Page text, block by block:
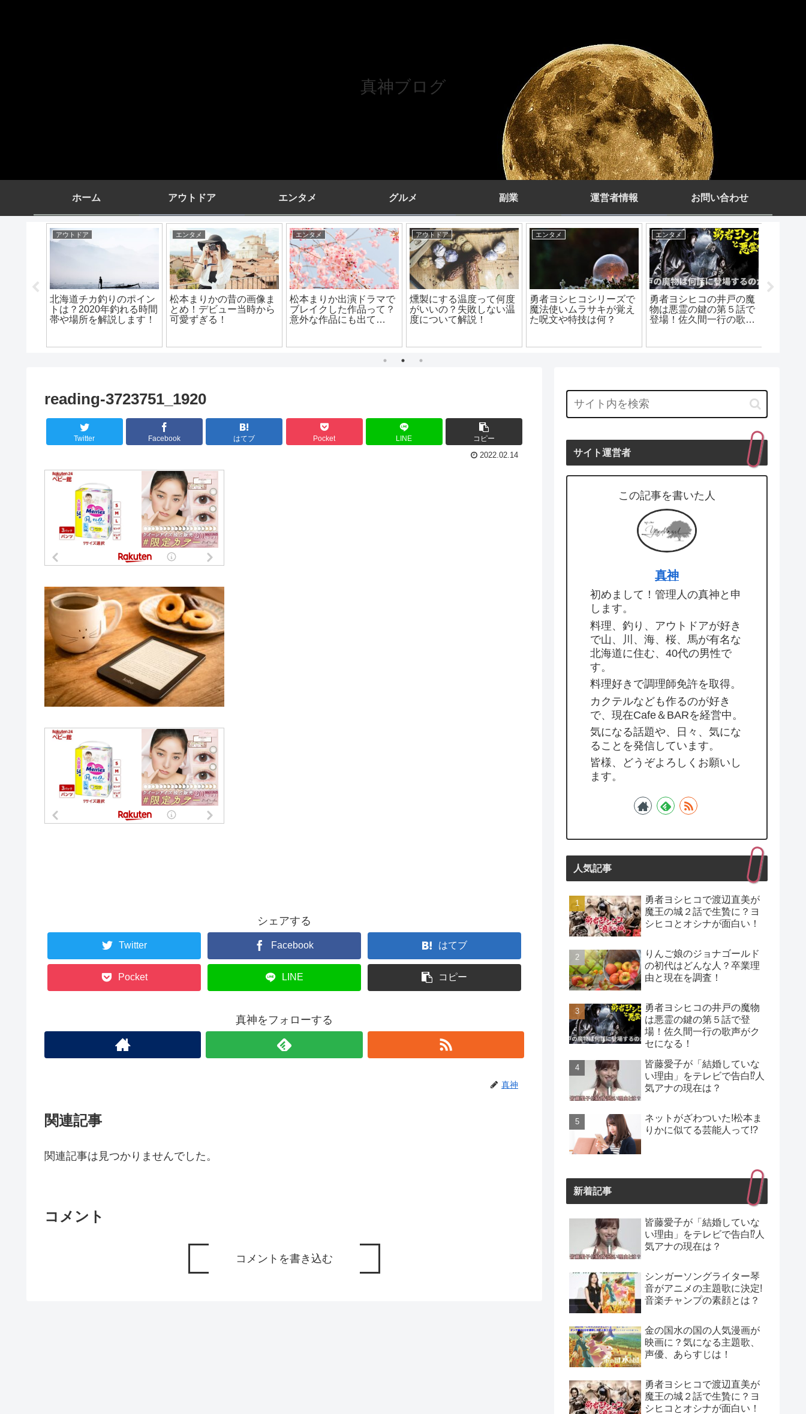
真神ブログ
ホーム アウトドア エンタメ グルメ 副業 運営者情報 お問い合わせ
アウトドア
北海道チカ釣りのポイン
トは？2020年釣れる時間
帯や場所を解説します！
エンタメ
松本まりかの昔の画像ま
とめ！デビュー当時から
可愛ずぎる！
エンタメ
松本まりか出演ドラマで
ブレイクした作品って？
意外な作品にも出て
アウトドア
燻製にする温度って何度
がいいの？失敗しない温
度について解説！
エンタメ
勇者ヨシヒコシリーズで
魔法使いムラサキが覚え
た呪文や特技は何？
エンタメ
勇者ヨシヒコの井戸の魔
物は悪霊の鍵の第５話で
登場！佐久間一行の歌声
reading-3723751_1920
Twitter Facebook はてブ Pocket LINE コピー
2022.02.14
シェアする
Twitter Facebook はてブ
Pocket LINE コピー
真神をフォローする
真神
関連記事
関連記事は見つかりませんでした。
コメント
コメントを書き込む
サイト運営者
この記事を書いた人
真神
初めまして！管理人の真神と申
します。
料理、釣り、アウトドアが好き
で山、川、海、桜、馬が有名な
北海道に住む、40代の男性で
す。
料理好きで調理師免許を取得。
カクテルなども作るのが好き
で、現在Cafe＆BARを経営中。
気になる話題や、日々、気にな
ることを発信しています。
皆様、どうぞよろしくお願いし
ます。
人気記事
勇者ヨシヒコで渡辺直美が
魔王の城２話で生贄に？ヨ
シヒコとオシナが面白い！
りんご娘のジョナゴールド
の初代はどんな人？卒業理
由と現在を調査！
勇者ヨシヒコの井戸の魔物
は悪霊の鍵の第５話で登
場！佐久間一行の歌声がク
セになる！
皆藤愛子が「結婚していな
い理由」をテレビで告白⁉人
気アナの現在は？
ネットがざわついた!松本ま
りかに似てる芸能人って!?
新着記事
皆藤愛子が「結婚していな
い理由」をテレビで告白⁉人
気アナの現在は？
シンガーソングライター琴
音がアニメの主題歌に決定!
音楽チャンプの素顔とは？
金の国水の国の人気漫画が
映画に？気になる主題歌、
声優、あらすじは！
勇者ヨシヒコで渡辺直美が
魔王の城２話で生贄に？ヨ
シヒコとオシナが面白い！